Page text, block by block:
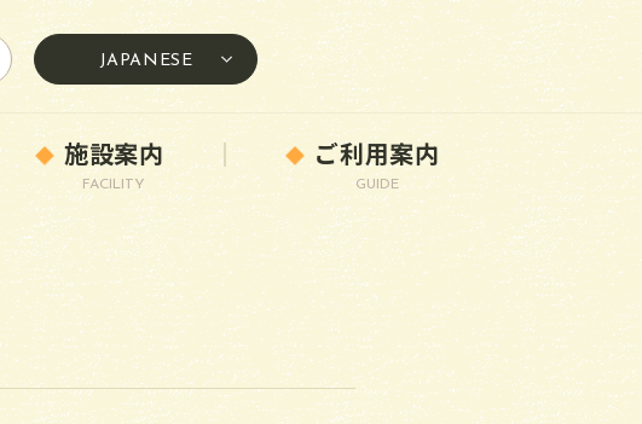
JAPANESE
施設案内
FACILITY
ご利用案内
GUIDE